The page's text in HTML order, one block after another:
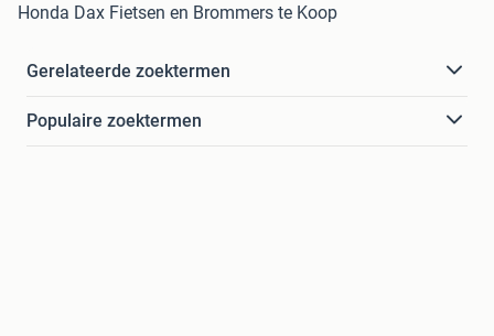
Honda Dax Fietsen en Brommers te Koop
Gerelateerde zoektermen
Populaire zoektermen